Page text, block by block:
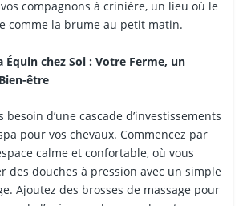
compagnons à crinière, un lieu où le
comme la brume au petit matin.
Équin chez Soi : Votre Ferme, un
être
besoin d’une cascade d’investissements
pour vos chevaux. Commencez par
calme et confortable, où vous
des douches à pression avec un simple
Ajoutez des brosses de massage pour